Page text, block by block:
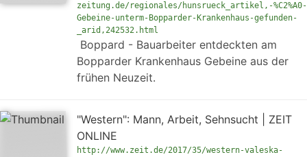
zeitung.de/regionales/hunsrueck_artikel,-%C2%A0-
Gebeine-unterm-Bopparder-Krankenhaus-gefunden-
_arid,242532.html
Boppard - Bauarbeiter entdeckten am
Bopparder Krankenhaus Gebeine aus der
frühen Neuzeit.
"Western": Mann, Arbeit, Sehnsucht | ZEIT
ONLINE
http://www.zeit.de/2017/35/western-valeska-